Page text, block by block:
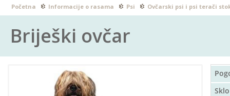
Početna Informacije o rasama Psi Ovčarski psi i psi terači
Briješki ovčar